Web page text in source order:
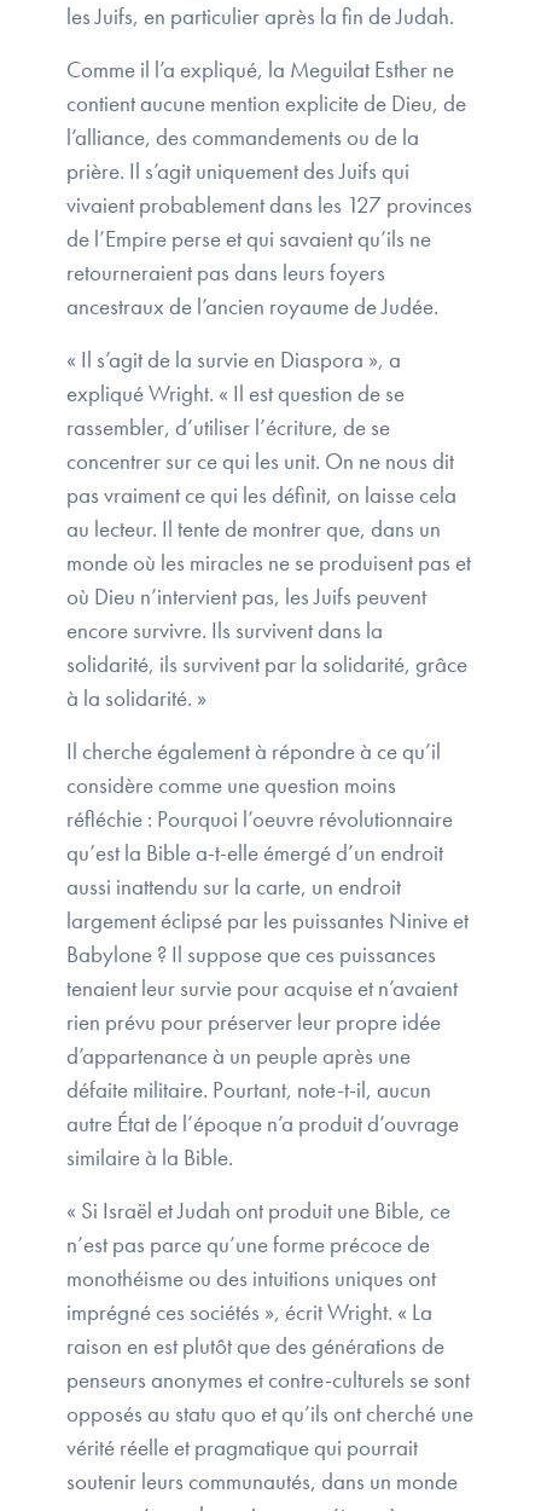
les Juifs, en particulier après la fin de Judah.
Comme il l’a expliqué, la Meguilat Esther ne
contient aucune mention explicite de Dieu, de
l’alliance, des commandements ou de la
prière. Il s’agit uniquement des Juifs qui
vivaient probablement dans les 127 provinces
de l’Empire perse et qui savaient qu’ils ne
retourneraient pas dans leurs foyers
ancestraux de l’ancien royaume de Judée.
« Il s’agit de la survie en Diaspora », a
expliqué Wright. « Il est question de se
rassembler, d’utiliser l’écriture, de se
concentrer sur ce qui les unit. On ne nous dit
pas vraiment ce qui les définit, on laisse cela
au lecteur. Il tente de montrer que, dans un
monde où les miracles ne se produisent pas et
où Dieu n’intervient pas, les Juifs peuvent
encore survivre. Ils survivent dans la
solidarité, ils survivent par la solidarité, grâce
à la solidarité. »
Il cherche également à répondre à ce qu’il
considère comme une question moins
réfléchie : Pourquoi l’oeuvre révolutionnaire
qu’est la Bible a-t-elle émergé d’un endroit
aussi inattendu sur la carte, un endroit
largement éclipsé par les puissantes Ninive et
Babylone ? Il suppose que ces puissances
tenaient leur survie pour acquise et n’avaient
rien prévu pour préserver leur propre idée
d’appartenance à un peuple après une
défaite militaire. Pourtant, note-t-il, aucun
autre État de l’époque n’a produit d’ouvrage
similaire à la Bible.
« Si Israël et Judah ont produit une Bible, ce
n’est pas parce qu’une forme précoce de
monothéisme ou des intuitions uniques ont
imprégné ces sociétés », écrit Wright. « La
raison en est plutôt que des générations de
penseurs anonymes et contre-culturels se sont
opposés au statu quo et qu’ils ont cherché une
vérité réelle et pragmatique qui pourrait
soutenir leurs communautés, dans un monde